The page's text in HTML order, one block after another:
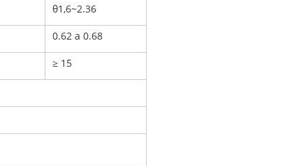
θ1,6~2.36
0.62 a 0.68
≥ 15